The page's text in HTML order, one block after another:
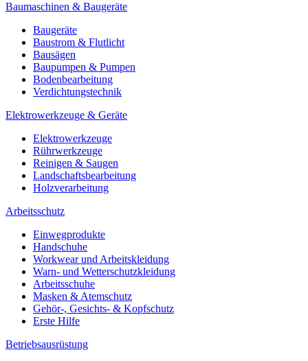
Baumaschinen & Baugeräte
Baugeräte
Baustrom & Flutlicht
Bausägen
Baupumpen & Pumpen
Bodenbearbeitung
Verdichtungstechnik
Elektrowerkzeuge & Geräte
Elektrowerkzeuge
Rührwerkzeuge
Reinigen & Saugen
Landschaftsbearbeitung
Holzverarbeitung
Arbeitsschutz
Einwegprodukte
Handschuhe
Workwear und Arbeitskleidung
Warn- und Wetterschutzkleidung
Arbeitsschuhe
Masken & Atemschutz
Gehör-, Gesichts- & Kopfschutz
Erste Hilfe
Betriebsausrüstung